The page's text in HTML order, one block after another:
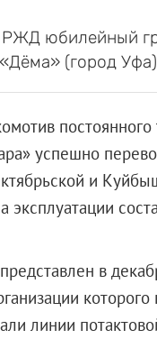
юбилейный
(город
постоянного
успешно
и
в
линии